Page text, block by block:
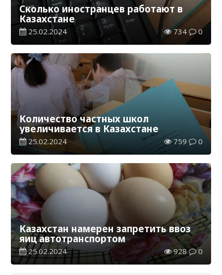
Сколько иностранцев работают в
Казахстане
25.02.2024 734 0
Количество частных школ
увеличивается в Казахстане
25.02.2024 759 0
Казахстан намерен запретить ввоз
яиц автотранспортом
25.02.2024 928 0